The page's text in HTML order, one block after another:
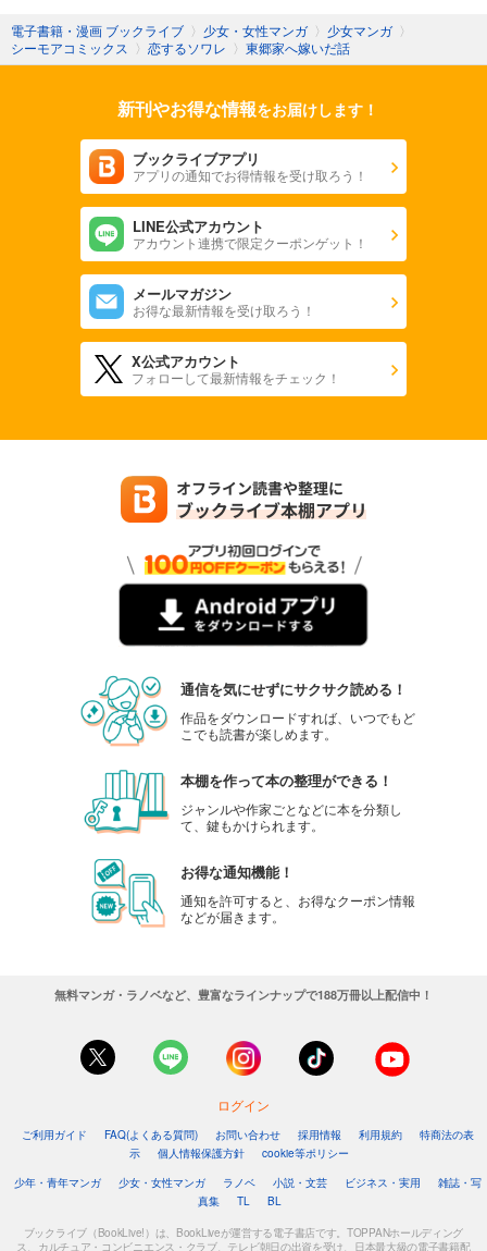
電子書籍・漫画 ブックライブ 〉 少女・女性マンガ 〉 少女マンガ 〉
シーモアコミックス 〉 恋するソワレ 〉 東郷家へ嫁いだ話
新刊やお得な情報をお届けします！
ブックライブアプリ
アプリの通知でお得情報を受け取ろう！
LINE公式アカウント
アカウント連携で限定クーポンゲット！
メールマガジン
お得な最新情報を受け取ろう！
X公式アカウント
フォローして最新情報をチェック！
通信を気にせずにサクサク読める！
作品をダウンロードすれば、いつでもど
こでも読書が楽しめます。
本棚を作って本の整理ができる！
ジャンルや作家ごとなどに本を分類し
て、鍵もかけられます。
お得な通知機能！
通知を許可すると、お得なクーポン情報
などが届きます。
無料マンガ・ラノベなど、豊富なラインナップで188万冊以上配信中！
ログイン
ご利用ガイド FAQ(よくある質問) お問い合わせ 採用情報 利用規約
特商法の表
示
個人情報保護方針
cookie等ポリシー
少年・青年マンガ
少女・女性マンガ ラノベ 小説・文芸 ビジネス・実用
雑誌・写
真集
TL BL
ブックライブ（BookLive!）は、BookLiveが運営する電子書店です。TOPPANホールディング
ス、カルチュア・コンビニエンス・クラブ、テレビ朝日の出資を受け、日本最大級の電子書籍配